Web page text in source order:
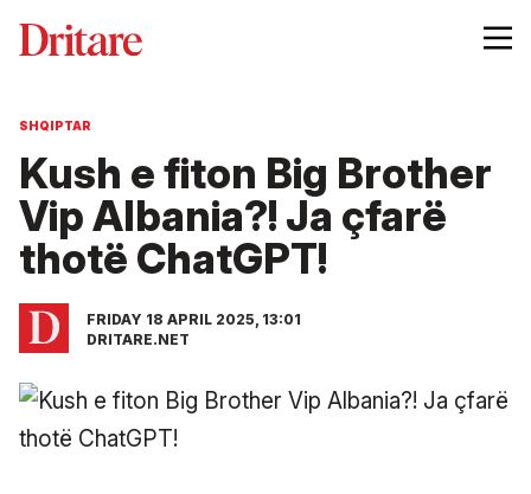
SHQIPTAR
Kush e fiton Big Brother
Vip Albania?! Ja çfarë
thotë ChatGPT!
FRIDAY 18 APRIL 2025, 13:01
DRITARE.NET